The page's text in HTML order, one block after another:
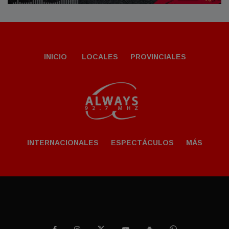
INICIO LOCALES PROVINCIALES
INTERNACIONALES ESPECTÁCULOS MÁS